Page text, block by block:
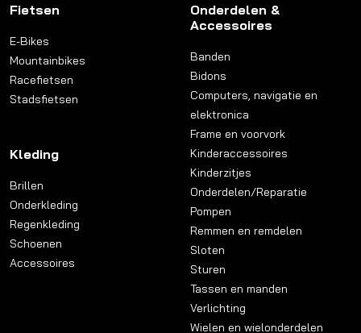
Fietsen
E-Bikes
Mountainbikes
Racefietsen
Stadsfietsen
Kleding
Brillen
Onderkleding
Regenkleding
Schoenen
Accessoires
Onderdelen &
Accessoires
Banden
Bidons
Computers, navigatie en
elektronica
Frame en voorvork
Kinderaccessoires
Kinderzitjes
Onderdelen/Reparatie
Pompen
Remmen en remdelen
Sloten
Sturen
Tassen en manden
Verlichting
Wielen en wielonderdelen